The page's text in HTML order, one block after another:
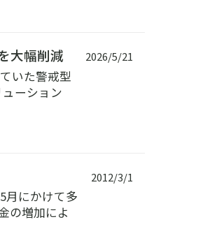
大幅削減
いた警戒型
ーション
2026/5/21
月にかけて多
の増加によ
2012/3/1